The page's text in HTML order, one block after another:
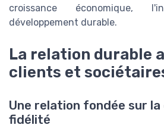
croissance économique,
développement durable.
La relation durable
clients et
Une relation fondée sur
fidélité